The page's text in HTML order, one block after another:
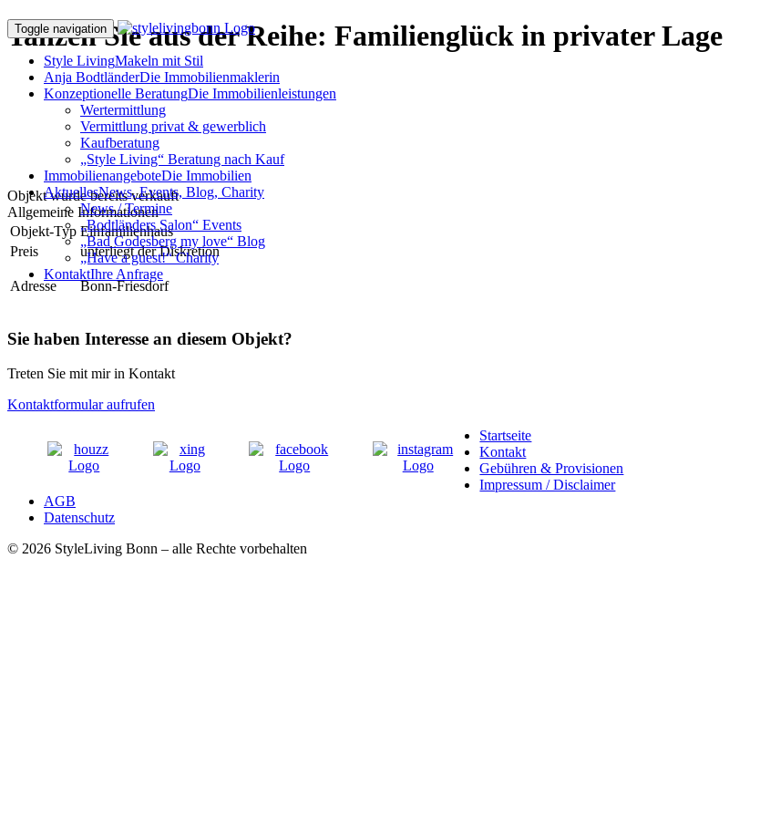
Toggle navigation
Style LivingMakeln mit Stil
Anja BodtländerDie Immobilienmaklerin
Konzeptionelle BeratungDie Immobilienleistungen
Wertermittlung
Vermittlung privat & gewerblich
Kaufberatung
„Style Living“ Beratung nach Kauf
ImmobilienangeboteDie Immobilien
AktuellesNews, Events, Blog, Charity
News / Termine
„Bodtländers Salon“ Events
„Bad Godesberg my love“ Blog
„Have a guest!“ Charity
KontaktIhre Anfrage
Tanzen Sie aus der Reihe: Familienglück in privater Lage
Objekt wurde bereits verkauft
Allgemeine Informationen
Objekt-Typ Einfamilienhaus
Preis
unterliegt der Diskretion
Adresse Bonn-Friesdorf
Sie haben Interesse an diesem Objekt?
Treten Sie mit mir in Kontakt
Kontaktformular aufrufen
Startseite
Kontakt
Gebühren & Provisionen
Impressum / Disclaimer
AGB
Datenschutz
© 2026 StyleLiving Bonn – alle Rechte vorbehalten